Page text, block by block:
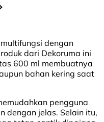
dengan
dari Dekoruma ini
600 ml membuatnya
bahan kering saat
pengguna
dengan jelas. Selain itu,